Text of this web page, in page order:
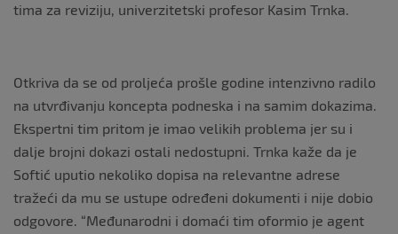
tima za reviziju, univerzitetski profesor Kasim Trnka.
Otkriva da se od proljeća prošle godine intenzivno radilo
na utvrđivanju koncepta podneska i na samim dokazima.
Ekspertni tim pritom je imao velikih problema jer su i
dalje brojni dokazi ostali nedostupni. Trnka kaže da je
Softić uputio nekoliko dopisa na relevantne adrese
tražeći da mu se ustupe određeni dokumenti i nije dobio
odgovore. “Međunarodni i domaći tim oformio je agent